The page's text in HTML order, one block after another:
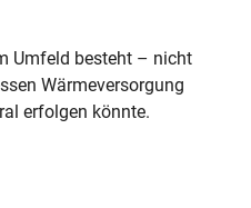
& Fördertests
Umfeld besteht – nicht
Wärmeversorgung
erfolgen könnte.